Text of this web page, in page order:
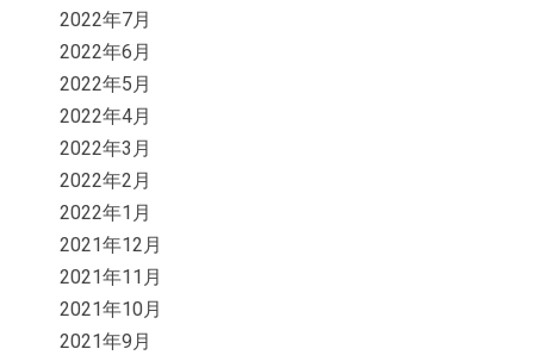
2022年7月
2022年6月
2022年5月
2022年4月
2022年3月
2022年2月
2022年1月
2021年12月
2021年11月
2021年10月
2021年9月